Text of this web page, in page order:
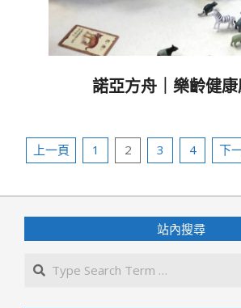
諾亞方舟｜樂齡健
19
文
分
上一頁 1 2 3 4 下
站內搜尋